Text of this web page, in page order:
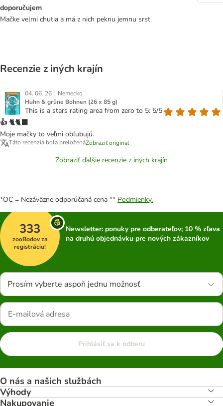
doporučujem
Mačke velmi chutia a má z nich peknu jemnu srst.
Recenzie z iných krajín
04. 06. 26 | Nemecko
Huhn & grüne Bohnen (26 x 85 g)
This is a stars rating area from zero to 5: 5/5
👍 🐈🐈‍⬛
Moje mačky to veľmi obľubujú.
Táto recenzia bola preloženáZobraziť original
Zobraziť ďalšie recenzie z iných krajín
*OC = Nezáväzne odporúčaná cena ** Podmienky.
333
zooBodov za
registráciu!
Newsletter: ponuky pre odberateľov; 10 % zľava
na druhú objednávku pre nových zákazníkov
Prosím vyberte aspoň jednu možnosť
Prihlásiť sa k odberu
O nás a našich službách
Výhody
Nakupovanie